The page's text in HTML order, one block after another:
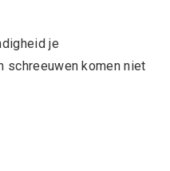
je
schreeuwen komen niet